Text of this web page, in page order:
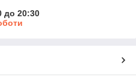
до 20:30